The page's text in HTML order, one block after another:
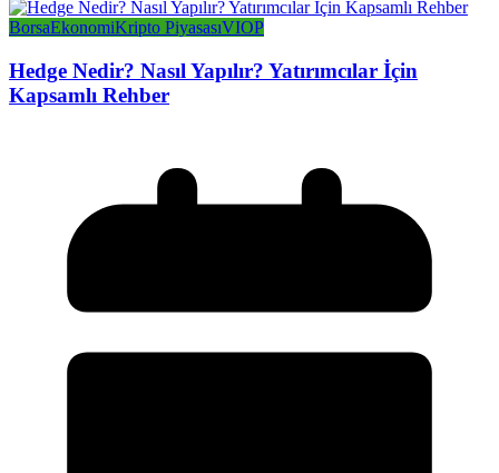
BorsaEkonomiKripto PiyasasıVIOP
Hedge Nedir? Nasıl Yapılır? Yatırımcılar İçin
Kapsamlı Rehber